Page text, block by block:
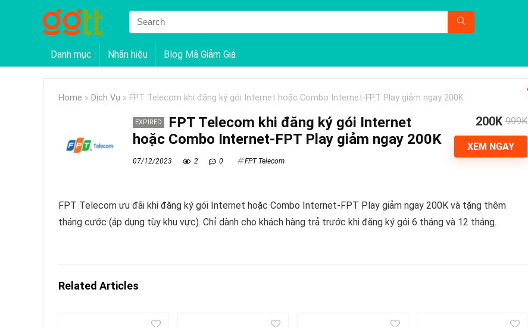
Danh mục Nhãn hiệu Blog Mã Giảm Giá
Home » Dịch Vụ » FPT Telecom khi đăng ký gói Internet hoặc Combo Internet-FPT Play giảm ngay 200K
EXPIRED
FPT Telecom khi đăng ký gói Internet
hoặc Combo Internet-FPT Play giảm ngay 200K
07/12/2023 2 0 FPT Telecom
200K 999K
XEM NGAY
FPT Telecom ưu đãi khi đăng ký gói Internet hoặc Combo Internet-FPT Play giảm ngay 200K và tặng thêm
tháng cước (áp dụng tùy khu vực). Chỉ dành cho khách hàng trả trước khi đăng ký gói 6 tháng và 12 tháng.
Related Articles